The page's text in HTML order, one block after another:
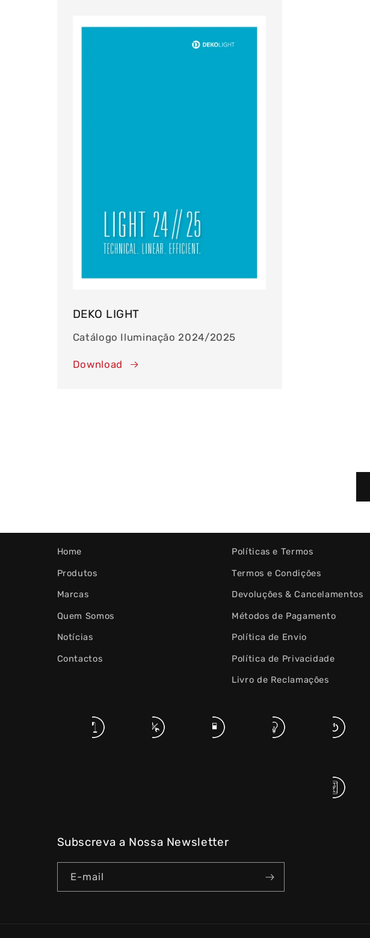
DEKO LIGHT
Catálogo Iluminação 2024/2025
Download
Home
Produtos
Marcas
Quem Somos
Notícias
Contactos
Políticas e Termos
Termos e Condições
Devoluções & Cancelamentos
Métodos de Pagamento
Política de Envio
Política de Privacidade
Livro de Reclamações
Subscreva a Nossa Newsletter
E-mail